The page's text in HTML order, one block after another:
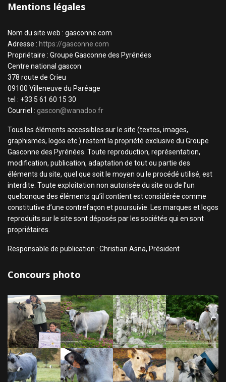
Mentions légales
Nom du site web : gasconne.com
Adresse : https://gasconne.com
Propriétaire : Groupe Gasconne des Pyrénées
Centre national gascon
378 route de Crieu
09100 Villeneuve du Paréage
tel : +33 5 61 60 15 30
Courriel : gascon@wanadoo.fr
Tous les éléments accessibles sur le site (textes, images,
graphismes, logos etc.) restent la propriété exclusive du Groupe
Gasconne des Pyrénées. Toute reproduction, représentation,
modification, publication, adaptation de tout ou partie des
éléments du site, quel que soit le moyen ou le procédé utilisé, est
interdite. Toute exploitation non autorisée du site ou de l’un
quelconque des éléments qu’il contient est considérée comme
constitutive d’une contrefaçon et poursuivie. Les marques et logos
reproduits sur le site sont déposés par les sociétés qui en sont
propriétaires.
Responsable de publication : Christian Asna, Président
Concours photo